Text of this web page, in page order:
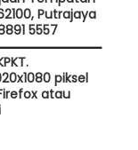
Putrajaya
5557
piksel
atau